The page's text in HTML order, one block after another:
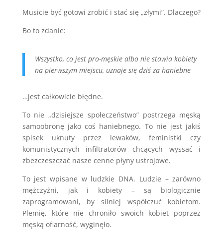
Musicie być gotowi zrobić i stać się „złymi”. Dlaczego?
Bo to zdanie:
Wszystko, co jest pro-męskie albo nie stawia kobiety
na pierwszym miejscu, uznaje się dziś za haniebne
…jest całkowicie błędne.
To nie „dzisiejsze społeczeństwo” postrzega męską
samoobronę jako coś haniebnego. To nie jest jakiś
spisek uknuty przez lewaków, feministki czy
komunistycznych infiltratorów chcących wyssać i
zbezczeszczać nasze cenne płyny ustrojowe.
To jest wpisane w ludzkie DNA. Ludzie – zarówno
mężczyźni, jak i kobiety – są biologicznie
zaprogramowani, by silniej współczuć kobietom.
Plemię, które nie chroniło swoich kobiet poprzez
męską ofiarność, wyginęło.